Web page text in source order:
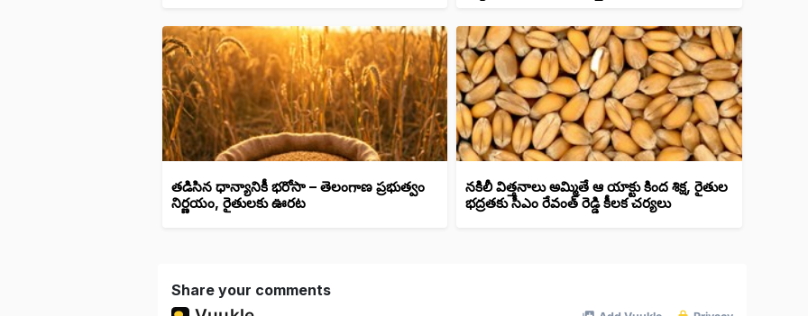
తడిసిన ధాన్యానికీ భరోసా – తెలంగాణ ప్రభుత్వం
నిర్ణయం, రైతులకు ఊరట
నకిలీ విత్తనాలు అమ్మితే ఆ యాక్టు కింద శిక్ష, రైతుల
భద్రతకు సీఎం రేవంత్ రెడ్డి కీలక చర్యలు
Share your comments